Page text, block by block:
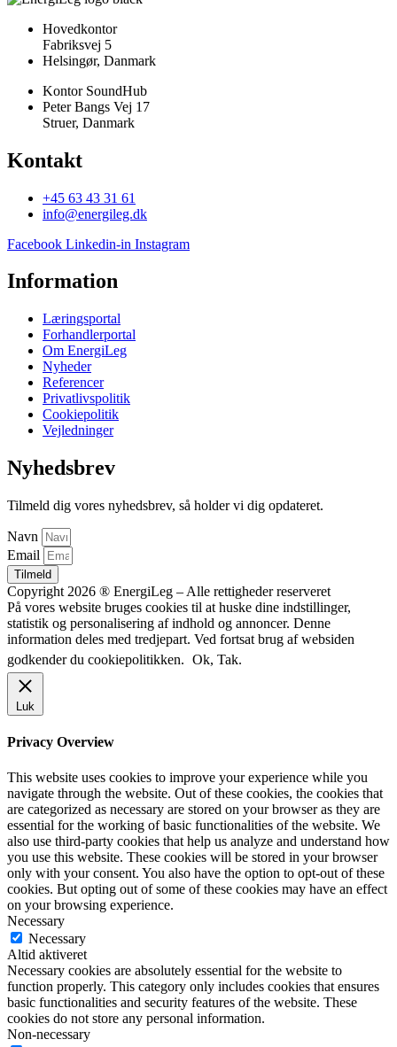
Hovedkontor
Fabriksvej 5
Helsingør, Danmark
Kontor SoundHub
Peter Bangs Vej 17
Struer, Danmark
Kontakt
+45 63 43 31 61
info@energileg.dk
Facebook Linkedin-in Instagram
Information
Læringsportal
Forhandlerportal
Om EnergiLeg
Nyheder
Referencer
Privatlivspolitik
Cookiepolitik
Vejledninger
Nyhedsbrev
Tilmeld dig vores nyhedsbrev, så holder vi dig opdateret.
Navn
Email
Tilmeld
Copyright 2026 ® EnergiLeg – Alle rettigheder reserveret
På vores website bruges cookies til at huske dine indstillinger,
statistik og personalisering af indhold og annoncer. Denne
information deles med tredjepart. Ved fortsat brug af websiden
godkender du cookiepolitikken. Ok, Tak.
Luk
Privacy Overview
This website uses cookies to improve your experience while you
navigate through the website. Out of these cookies, the cookies that
are categorized as necessary are stored on your browser as they are
essential for the working of basic functionalities of the website. We
also use third-party cookies that help us analyze and understand how
you use this website. These cookies will be stored in your browser
only with your consent. You also have the option to opt-out of these
cookies. But opting out of some of these cookies may have an effect
on your browsing experience.
Necessary
Necessary
Altid aktiveret
Necessary cookies are absolutely essential for the website to
function properly. This category only includes cookies that ensures
basic functionalities and security features of the website. These
cookies do not store any personal information.
Non-necessary